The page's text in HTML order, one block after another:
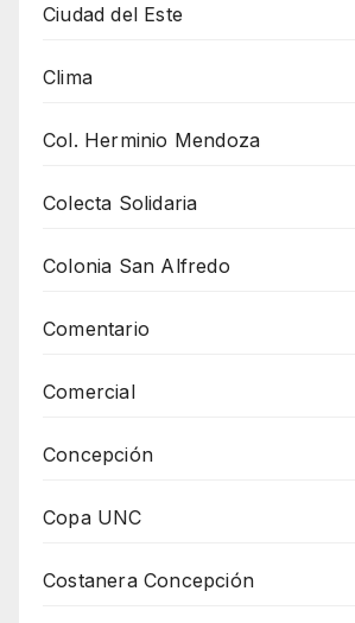
Ciudad del Este
Clima
Col. Herminio Mendoza
Colecta Solidaria
Colonia San Alfredo
Comentario
Comercial
Concepción
Copa UNC
Costanera Concepción